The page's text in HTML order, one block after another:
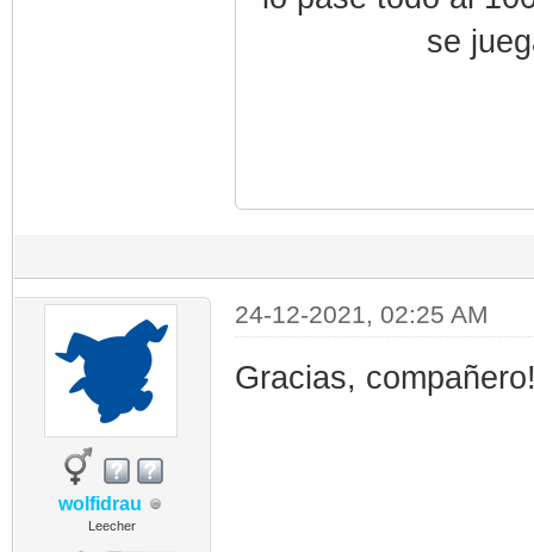
se
wolfidrau
Leecher
24-12-2021, 02:25 AM
Gracias,